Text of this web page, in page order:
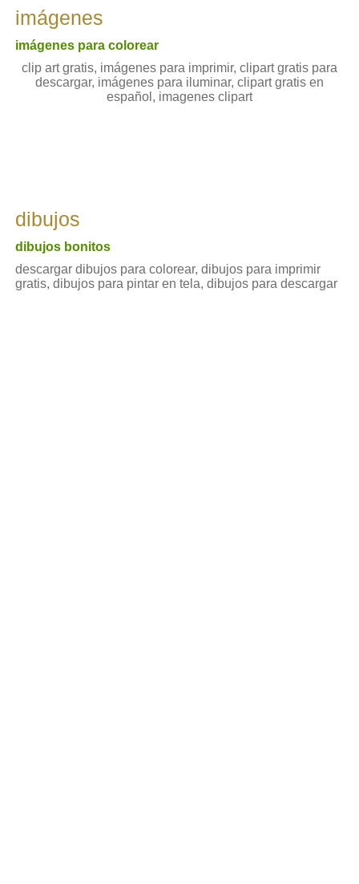
imágenes
imágenes para colorear
clip art gratis, imágenes para imprimir, clipart gratis para
descargar, imágenes para iluminar, clipart gratis en
español, imagenes clipart
dibujos
dibujos bonitos
descargar dibujos para colorear, dibujos para imprimir
gratis, dibujos para pintar en tela, dibujos para descargar